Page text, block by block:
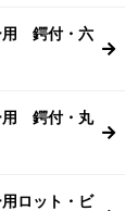
用 鍔付・六
用 鍔付・丸
ロット・ビ